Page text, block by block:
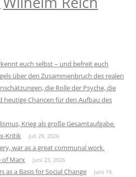
euch selbst – und befreit euch
über den Zusammenbruch des realen
die Rolle der Psyche, die
Chancen für den Aufbau des
Krieg als große Gesamtaufgabe.
Kritik
Juli 29, 2026
war as a great communal work.
of Marx
Juni 23, 2026
as a Basis for Social Change
Juni 19,